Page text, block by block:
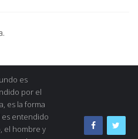
es
por el
es la forma
es entendido
el hombre y